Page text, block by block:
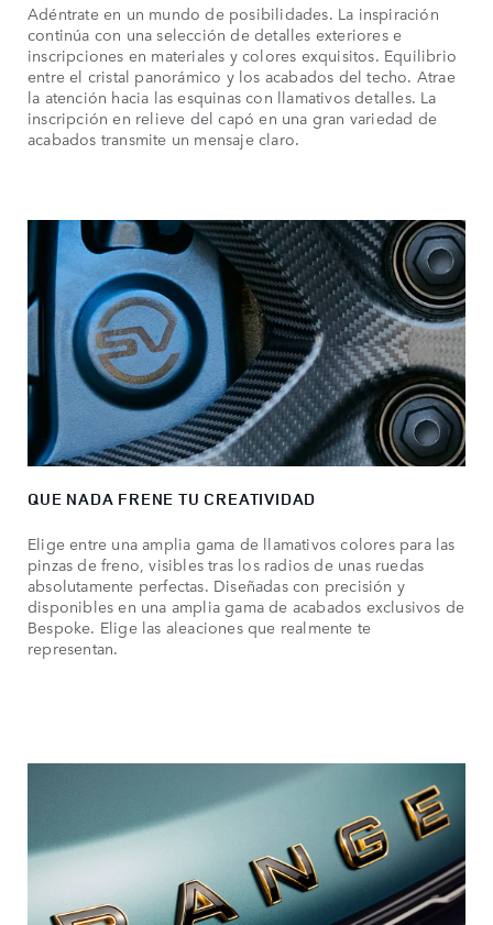
Adéntrate en un mundo de posibilidades. La inspiración
continúa con una selección de detalles exteriores e
inscripciones en materiales y colores exquisitos. Equilibrio
entre el cristal panorámico y los acabados del techo. Atrae
la atención hacia las esquinas con llamativos detalles. La
inscripción en relieve del capó en una gran variedad de
acabados transmite un mensaje claro.
QUE NADA FRENE TU CREATIVIDAD
Elige entre una amplia gama de llamativos colores para las
pinzas de freno, visibles tras los radios de unas ruedas
absolutamente perfectas. Diseñadas con precisión y
disponibles en una amplia gama de acabados exclusivos de
Bespoke. Elige las aleaciones que realmente te
representan.